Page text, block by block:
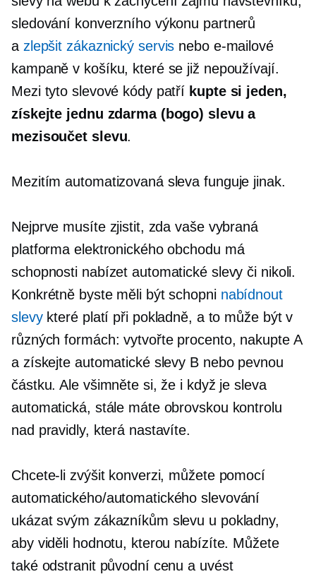
sledování konverzního výkonu partnerů
a zlepšit zákaznický servis nebo e-mailové
kampaně v košíku, které se již nepoužívají.
Mezi tyto slevové kódy patří kupte si jeden,
získejte jednu zdarma (bogo) slevu a
mezisoučet slevu.
Mezitím automatizovaná sleva funguje jinak.
Nejprve musíte zjistit, zda vaše vybraná
platforma elektronického obchodu má
schopnosti nabízet automatické slevy či nikoli.
Konkrétně byste měli být schopni nabídnout
slevykteré platí při pokladně, a to může být v
různých formách: vytvořte procento, nakupte A
a získejte automatické slevy B nebo pevnou
částku. Ale všimněte si, že i když je sleva
automatická, stále máte obrovskou kontrolu
nad pravidly, která nastavíte.
Chcete-li zvýšit konverzi, můžete pomocí
automatického/automatického slevování
ukázat svým zákazníkům slevu u pokladny,
aby viděli hodnotu, kterou nabízíte. Můžete
také odstranit původní cenu a uvést